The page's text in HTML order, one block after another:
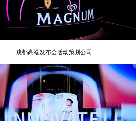
成都高端发布会活动策划公司